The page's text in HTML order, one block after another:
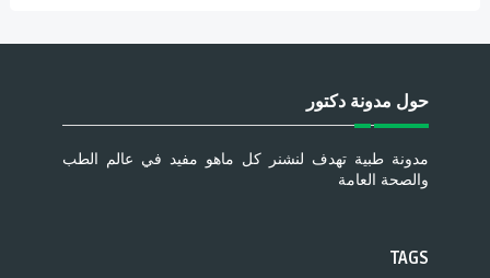
حول مدونة دكتور
مدونة طبية تهدف لنشنر كل ماهو مفيد في عالم الطب
والصحة العامة
TAGS